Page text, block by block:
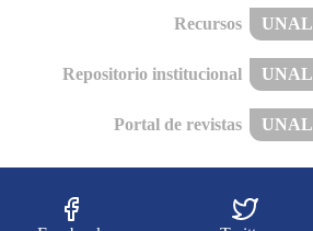
Recursos UNAL
Repositorio institucional UNAL
Portal de revistas UNAL